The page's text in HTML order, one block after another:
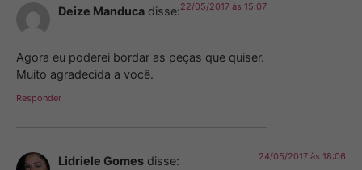
Deize Manduca disse:22/05/2017 às 15:07
Agora eu poderei bordar as peças que quiser.
Muito agradecida a você.
Responder
Lidriele Gomes disse: 24/05/2017 às 18:06